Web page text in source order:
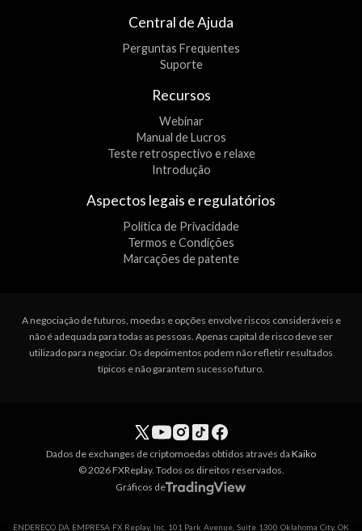
Central de Ajuda
Perguntas Frequentes
Suporte
Recursos
Webinar
Manual de Lucros
Teste retrospectivo e relaxe
Introdução
Aspectos legais e regulatórios
Política de Privacidade
Termos e Condições
Marcações de patente
A negociação de futuros, moedas e opções envolve riscos consideráveis e
não é adequada para todas as pessoas. Apenas capital de risco deve ser
utilizado para negociar. Os depoimentos podem não refletir resultados
típicos e não garantem sucesso futuro.
Dados de exchanges de criptomoedas obtidos através da Kaiko
© 2026 FXReplay. Todos os direitos reservados.
Gráficos de
ENDEREÇO DA EMPRESA FX Replay, Inc. 101 Park Avenue, Suite 1300 Oklahoma City, OK